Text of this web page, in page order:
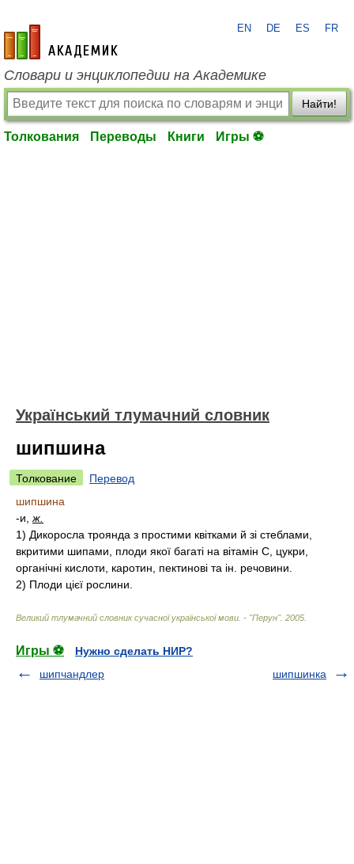
academic.ru
EN DE ES FR
Словари и энциклопедии на Академике
Найти!
Толкования Переводы Книги Игры ⚽
Український тлумачний словник
шипшина
Толкование
Перевод
шипшина
-и, ж.
1) Дикоросла троянда з простими квітками й зі стеблами,
вкритими шипами, плоди якої багаті на вітамін C, цукри,
органічні кислоти, каротин, пектинові та ін. речовини.
2) Плоди цієї рослини.
Великий тлумачний словник сучасної української мови. - "Перун". 2005
Игры ⚽
Нужно сделать НИР?
шипчандлер
шипшинка